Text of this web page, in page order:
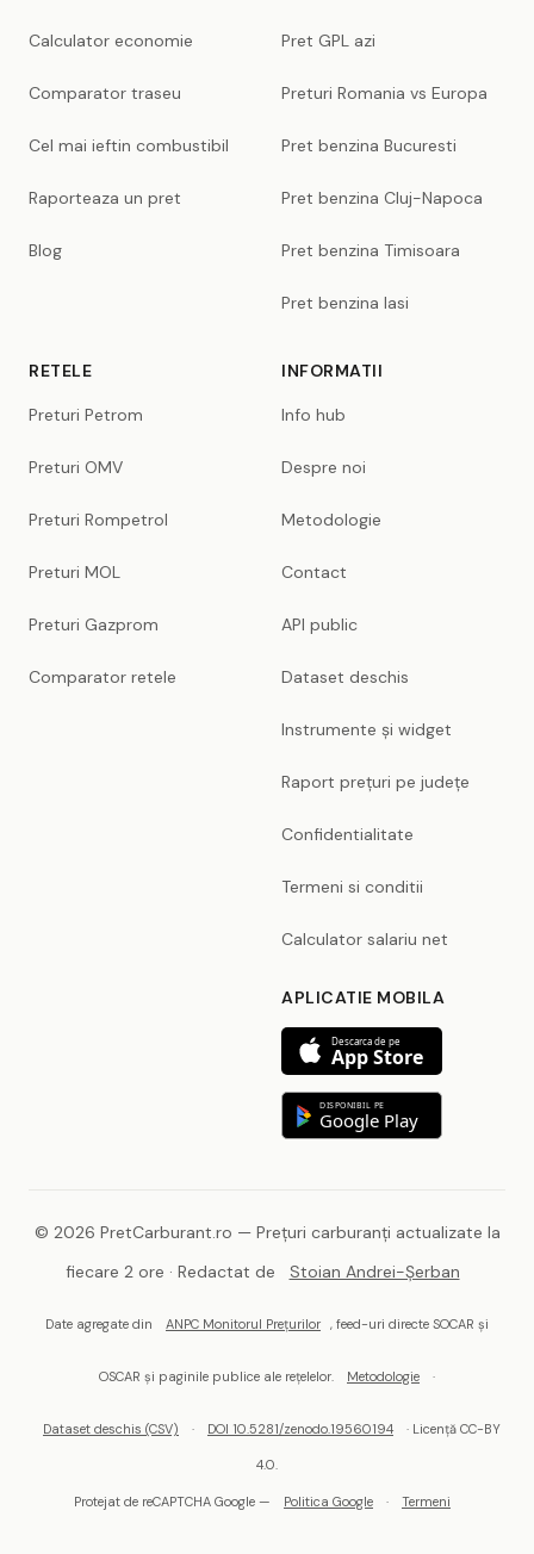
Calculator economie
Comparator traseu
Cel mai ieftin combustibil
Raporteaza un pret
Blog
Pret GPL azi
Preturi Romania vs Europa
Pret benzina Bucuresti
Pret benzina Cluj-Napoca
Pret benzina Timisoara
Pret benzina Iasi
RETELE
Preturi Petrom
Preturi OMV
Preturi Rompetrol
Preturi MOL
Preturi Gazprom
Comparator retele
INFORMATII
Info hub
Despre noi
Metodologie
Contact
API public
Dataset deschis
Instrumente și widget
Raport prețuri pe județe
Confidentialitate
Termeni si conditii
Calculator salariu net
APLICATIE MOBILA
Descarca de pe
App Store
DISPONIBIL PE
Google Play
© 2026 PretCarburant.ro — Prețuri carburanți actualizate la
fiecare 2 ore · Redactat de
Stoian Andrei-Șerban
Date agregate din ANPC Monitorul Prețurilor , feed-uri directe SOCAR și
OSCAR și paginile publice ale rețelelor. Metodologie ·
Dataset deschis (CSV) · DOI 10.5281/zenodo.19560194 · Licență CC-BY
4.0.
Protejat de reCAPTCHA Google — Politica Google · Termeni